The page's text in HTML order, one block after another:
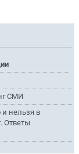
СМИ
нельзя в
Ответы